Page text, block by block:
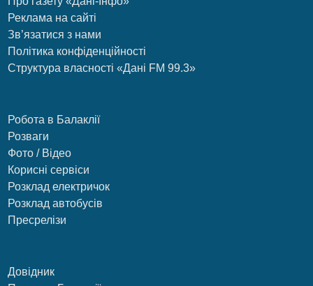
Реклама на сайті
Зв’язатися з нами
Політика конфіденційності
Структура власності «Дані FM 99.3»
Робота в Балаклії
Розваги
Фото / Відео
Корисні сервіси
Розклад електричок
Розклад автобусів
Пресрелізи
Довідник